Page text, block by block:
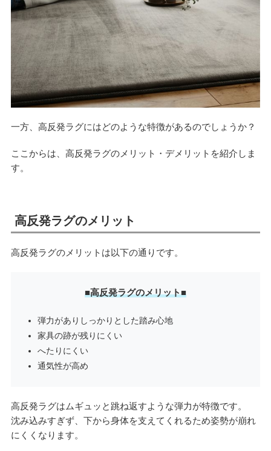
一方、高反発ラグにはどのような特徴があるのでしょうか？
ここからは、高反発ラグのメリット・デメリットを紹介しま
す。
高反発ラグのメリット
高反発ラグのメリットは以下の通りです。
■高反発ラグのメリット■
弾力がありしっかりとした踏み心地
家具の跡が残りにくい
へたりにくい
通気性が高め
高反発ラグはムギュッと跳ね返すような弾力が特徴です。
沈み込みすぎず、下から身体を支えてくれるため姿勢が崩れ
にくくなります。